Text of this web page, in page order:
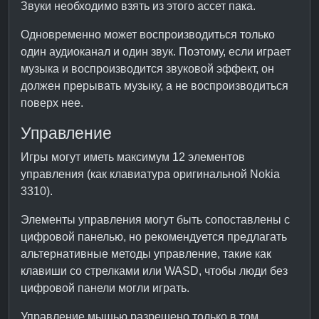
Звуки необходимо взять из этого ассет пака.
Одновременно может воспроизводиться только
один аудиоканал и один звук. Поэтому, если играет
музыка и воспроизводится звуковой эффект, он
должен прерывать музыку, а не воспроизводиться
поверх нее.
Управление
Игры могут иметь максимум 12 элементов
управления (как клавиатура оригинальной Nokia
3310).
Элементы управления могут быть сопоставлены с
цифровой панелью, но рекомендуется предлагать
альтернативные методы управление, такие как
клавиши со стрелками или WASD, чтобы люди без
цифровой панели могли играть.
Управление мышью разрешено только в том